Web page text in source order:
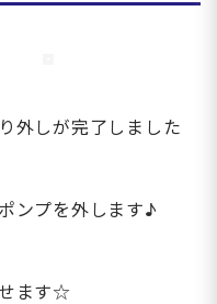
外しが完了しました
ンプを外します♪
ます☆